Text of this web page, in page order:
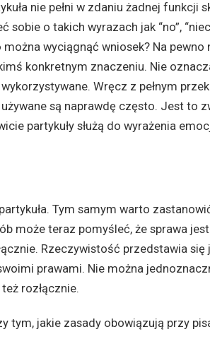
nie pełni w zdaniu żadnej funkcji
o takich wyrazach jak “no”,
można wyciągnąć wniosek? Na
konkretnym znaczeniu. Nie
Wręcz z pełnym
są naprawdę często. Jest to
partykuły służą do wyrażenia
Tym samym warto
może teraz pomyśleć, że sprawa
Rzeczywistość przedstawia
prawami. Nie można
rozłącznie.
tym, jakie zasady obowiązują przy